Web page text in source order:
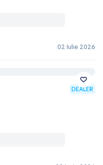
02 Iulie 2026
DEALER